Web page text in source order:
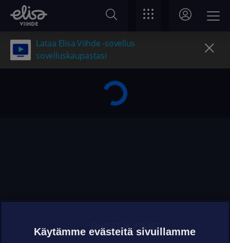
Lataa Elisa Viihde -sovellus
sovelluskaupastasi
OHJEET JA VINKIT
Käytämme evästeitä sivuillamme